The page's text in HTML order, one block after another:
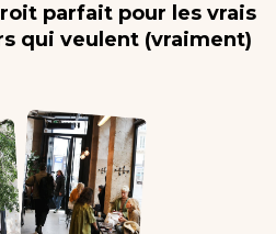
parfait pour les vrais
qui veulent (vraiment)